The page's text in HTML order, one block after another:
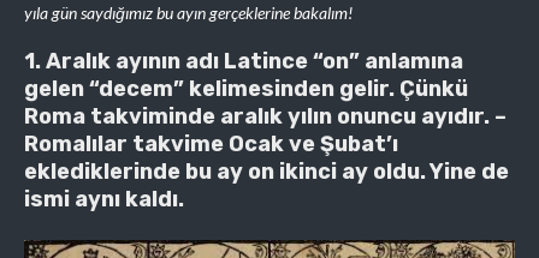
yıla gün saydığımız bu ayın gerçeklerine bakalım!
1. Aralık ayının adı Latince “on” anlamına
gelen “decem” kelimesinden gelir. Çünkü
Roma takviminde aralık yılın onuncu ayıdır. –
Romalılar takvime Ocak ve Şubat’ı
eklediklerinde bu ay on ikinci ay oldu. Yine de
ismi aynı kaldı.